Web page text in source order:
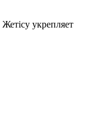
укрепляет